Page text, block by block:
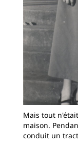
Mais tout
maison.
conduit un